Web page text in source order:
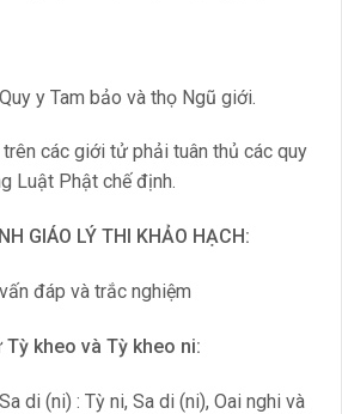
y Tam bảo và thọ Ngũ giới.
các giới tử phải tuân thủ các quy
Luật Phật chế định.
GIÁO LÝ THI KHẢO HẠCH:
đáp và trắc nghiệm
kheo và Tỳ kheo ni:
di (ni) : Tỳ ni, Sa di (ni), Oai nghi và